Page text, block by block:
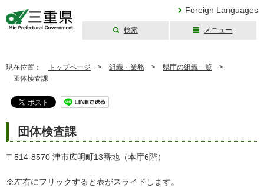
Foreign Languages
検索 メニュー
現在位置： トップページ > 組織・業務 > 県庁の組織一覧 >
団体検査課
団体検査課
〒514-8570 津市広明町13番地（本庁6階）
※左右にフリックすると表がスライドします。